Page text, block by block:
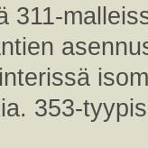
311-
353-